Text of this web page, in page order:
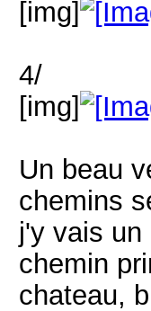
[img]
4/
[img]
Un beau
chemins
j'y vais un
chemin
chateau,